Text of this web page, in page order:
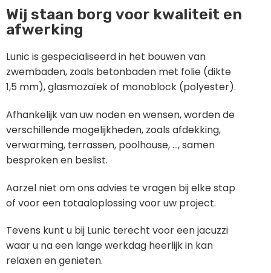
Wij staan borg voor kwaliteit en
afwerking
Lunic is gespecialiseerd in het bouwen van
zwembaden, zoals betonbaden met folie (dikte
1,5 mm), glasmozaïek of monoblock (polyester).
Afhankelijk van uw noden en wensen, worden de
verschillende mogelijkheden, zoals afdekking,
verwarming, terrassen, poolhouse, …, samen
besproken en beslist.
Aarzel niet om ons advies te vragen bij elke stap
of voor een totaaloplossing voor uw project.
Tevens kunt u bij Lunic terecht voor een jacuzzi
waar u na een lange werkdag heerlijk in kan
relaxen en genieten.